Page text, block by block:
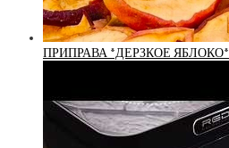
ПРИПРАВА *ДЕРЗКОЕ ЯБЛОКО*